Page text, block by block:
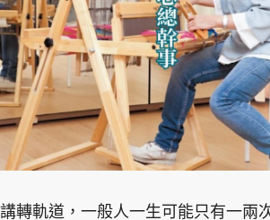
品牌
cazbuyer 東Touch PCM 電腦廣場
轉軌道，一般人一生可能只有一兩